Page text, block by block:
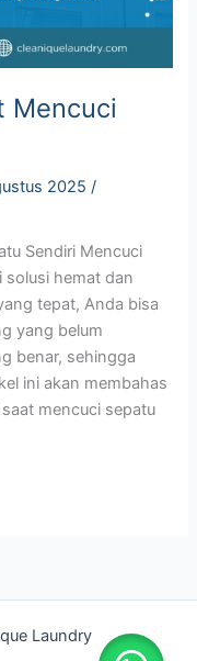
Mencuci
2025 /
Sendiri Mencuci
solusi hemat dan
tepat, Anda bisa
yang belum
benar, sehingga
ini akan membahas
mencuci sepatu
Laundry